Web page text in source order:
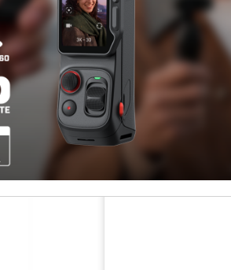
Cantidad
Disponibilidad